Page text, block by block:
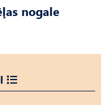
nogale